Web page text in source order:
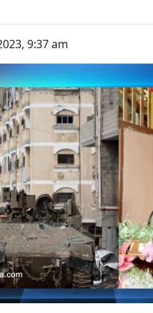
9:37 am